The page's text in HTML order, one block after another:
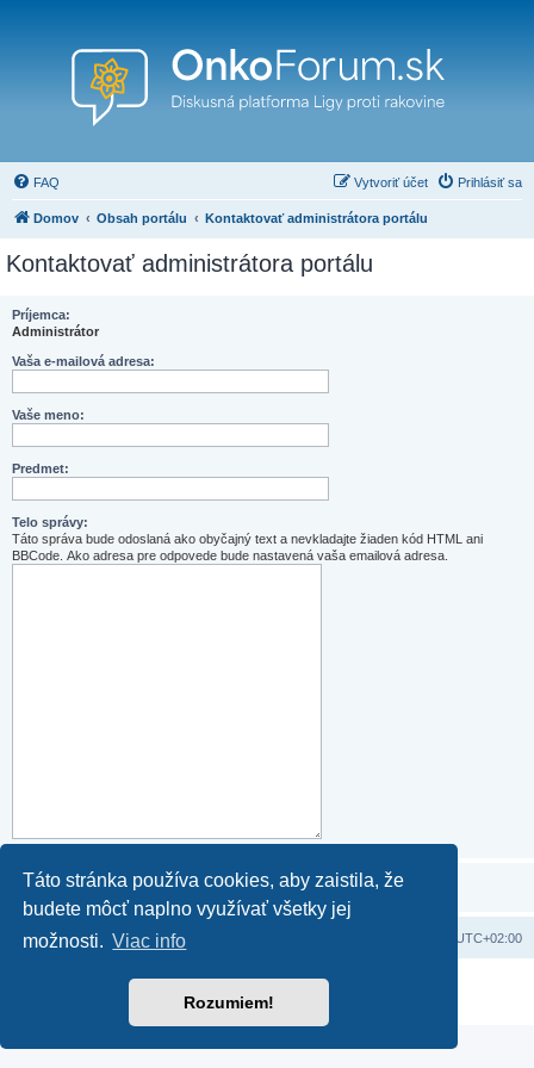
Táto stránka používa cookies, aby zaistila, že
budete môcť naplno využívať všetky jej
možnosti. Viac info
Rozumiem!
FAQ Prihlásiť sa
Vytvoriť účet
Domov Obsah portálu Kontaktovať administrátora portálu
Kontaktovať administrátora portálu
Príjemca:
Administrátor
Vaša e-mailová adresa:
Vaše meno:
Predmet:
Telo správy:
Táto správa bude odoslaná ako obyčajný text a nevkladajte žiaden kód HTML ani
BBCode. Ako adresa pre odpovede bude nastavená vaša emailová adresa.
Domov Obsah portálu UTC+02:00
Založené naphpBB® Forum Software © phpBB Limited
Súkromie|Podmienky